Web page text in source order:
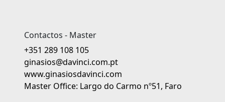
Contactos - Master
+351 289 108 105
ginasios@davinci.com.pt
www.ginasiosdavinci.com
Master Office: Largo do Carmo nº51, Faro